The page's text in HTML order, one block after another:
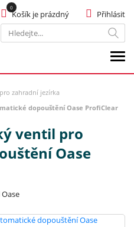
Hledat
Přihlásit
Košík je prázdný
zahradní jezírka
dopouštění Oase ProfiClear
ventil pro
Oase